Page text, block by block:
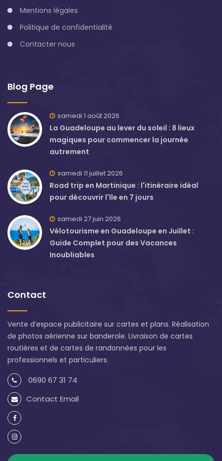
Mentions légales
Politique de confidentialité
Contacter nous
Blog Page
samedi 1 août 2026
La Guadeloupe au lever du soleil : 8 lieux
magiques pour commencer la journée
autrement
samedi 11 juillet 2026
Road trip en Martinique : l'itinéraire idéal
pour découvrir l'île en 7 jours
samedi 27 juin 2026
Vélotourisme en Guadeloupe en Juillet :
Guide Complet pour des Vacances
Inoubliables
Contact
Vente d’espace publicitaire sur cartes et plans. Réalisation
de photos aérienne sur banderole. Livraison de cartes
routières et de cartes de randonnées pour les
professionnels et particuliers.
0690 67 31 74
Contact Email